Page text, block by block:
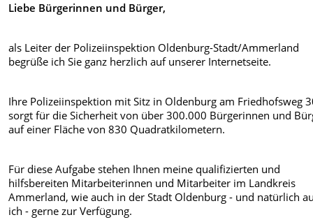
Liebe Bürgerinnen und Bürger,
als Leiter der Polizeiinspektion Oldenburg-Stadt/Ammerland
begrüße ich Sie ganz herzlich auf unserer Internetseite.
Ihre Polizeiinspektion mit Sitz in Oldenburg am Friedhofsweg
sorgt für die Sicherheit von über 300.000 Bürgerinnen und
auf einer Fläche von 830 Quadratkilometern.
Für diese Aufgabe stehen Ihnen meine qualifizierten und
hilfsbereiten Mitarbeiterinnen und Mitarbeiter im Landkreis
Ammerland, wie auch in der Stadt Oldenburg - und natürlich
ich - gerne zur Verfügung.